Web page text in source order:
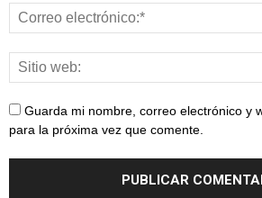
Guarda mi nombre, correo electrónico y
para la próxima vez que comente.